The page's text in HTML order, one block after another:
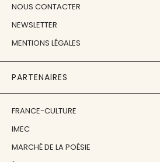
NOUS CONTACTER
NEWSLETTER
MENTIONS LÉGALES
PARTENAIRES
FRANCE-CULTURE
IMEC
MARCHÉ DE LA POÉSIE